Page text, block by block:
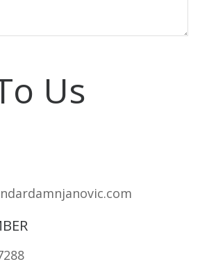
Us